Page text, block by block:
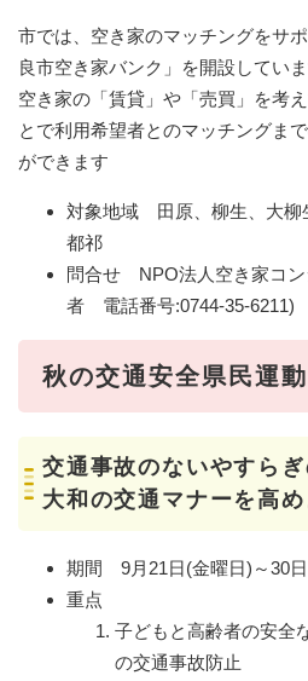
市では、空き家のマッチングをサ
良市空き家バンク」を開設してい
空き家の「賃貸」や「売買」を考
とで利用希望者とのマッチングま
ができます
対象地域 田原、柳生、大柳
都祁
問合せ NPO法人空き家コン
者 電話番号:0744-35-6211)
秋の交通安全県民運動
交通事故のないやすら
大和の交通マナーを高め
期間 9月21日(金曜日)～30
重点
子どもと高齢者の安全
の交通事故防止